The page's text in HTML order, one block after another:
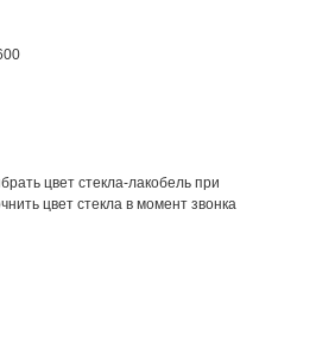
цвет стекла-лакобель при
цвет стекла в момент звонка